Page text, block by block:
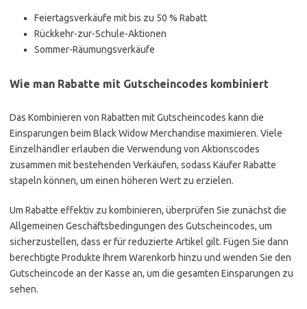
Feiertagsverkäufe mit bis zu 50 % Rabatt
Rückkehr-zur-Schule-Aktionen
Sommer-Räumungsverkäufe
Wie man Rabatte mit Gutscheincodes kombiniert
Das Kombinieren von Rabatten mit Gutscheincodes kann die
Einsparungen beim Black Widow Merchandise maximieren. Viele
Einzelhändler erlauben die Verwendung von Aktionscodes
zusammen mit bestehenden Verkäufen, sodass Käufer Rabatte
stapeln können, um einen höheren Wert zu erzielen.
Um Rabatte effektiv zu kombinieren, überprüfen Sie zunächst die
Allgemeinen Geschäftsbedingungen des Gutscheincodes, um
sicherzustellen, dass er für reduzierte Artikel gilt. Fügen Sie dann
berechtigte Produkte Ihrem Warenkorb hinzu und wenden Sie den
Gutscheincode an der Kasse an, um die gesamten Einsparungen zu
sehen.